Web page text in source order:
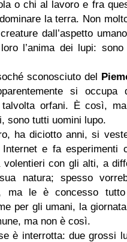
o chi al lavoro e fra
la terra. Non
dall’aspetto
l’anima dei lupi:
sconosciuto del
si occupa
orfani. È così,
sono tutti uomini lupo.
ha diciotto anni, si
e fa esperimenti
volentieri con gli alti, a
natura; spesso
ma le è concesso
per gli umani, la
ma non è così.
è interrotta: due grossi